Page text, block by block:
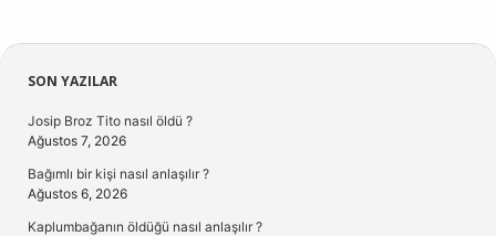
Sidebar
SON YAZILAR
Josip Broz Tito nasıl öldü ?
Ağustos 7, 2026
Bağımlı bir kişi nasıl anlaşılır ?
Ağustos 6, 2026
Kaplumbağanın öldüğü nasıl anlaşılır ?